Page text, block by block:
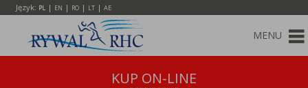
Język: PL | EN | RO | LT | AE
MENU
KUP ON-LINE